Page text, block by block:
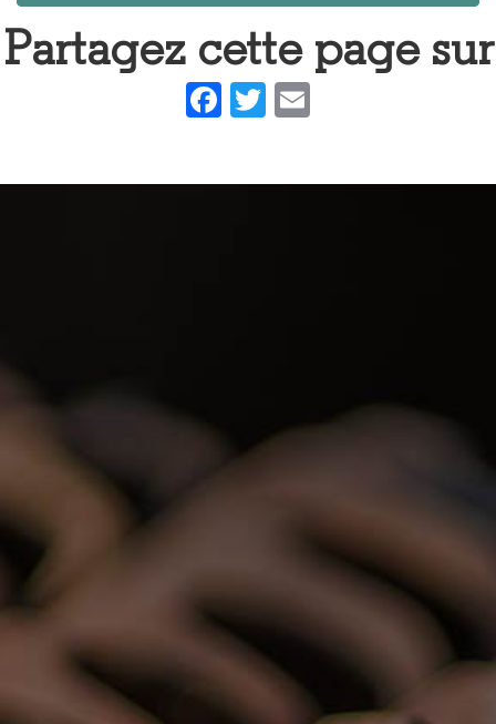
Partagez cette page sur
Facebook
Twitter